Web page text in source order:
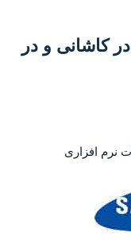
کاشانی و در
نرم افزاری